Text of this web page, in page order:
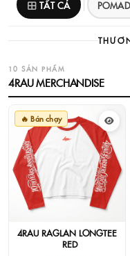
TẤT CẢ
10 SẢN PHẨM
4RAU MERCHANDISE
🔥 Bán chạy
4RAU RAGLAN LONGTEE
- RED